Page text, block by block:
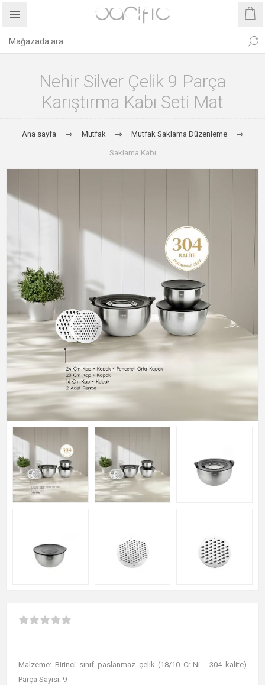
Nehir Silver Çelik 9 Parça
Karıştırma Kabı Seti Mat
Ana sayfa Mutfak Mutfak Saklama Düzenleme
Saklama Kabı
Malzeme: Birinci sınıf paslanmaz çelik (18/10 Cr-Ni - 304 kalite)
Parça Sayısı: 9